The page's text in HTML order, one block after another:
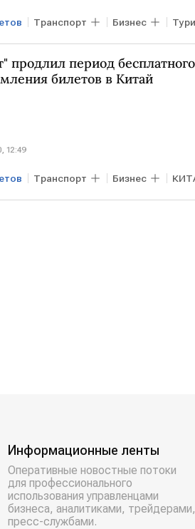
Транспорт Бизнес
билеты Аэрофлот
продлил период
билетов в Китай
12:49
Транспорт Бизнес
Информационные ленты
Оперативные новостные потоки
для профессионального
использования управленцами
бизнеса, аналитиками, трейдерами,
пресс-службами.